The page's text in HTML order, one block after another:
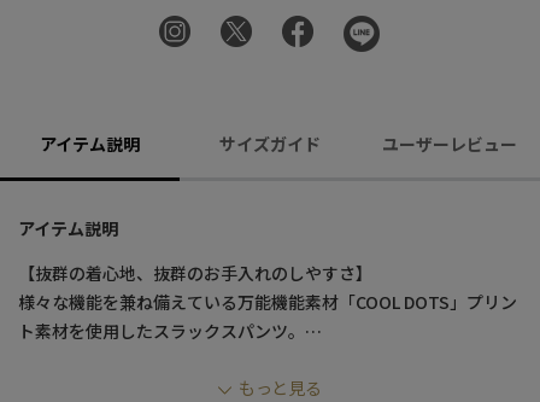
アイテム説明 サイズガイド ユーザーレビュー
アイテム説明
【抜群の着心地、抜群のお手入れのしやすさ】
様々な機能を兼ね備えている万能機能素材「COOL DOTS」プリン
ト素材を使用したスラックスパンツ。
りが行われることで快適性をアップさせます。
もっと見る